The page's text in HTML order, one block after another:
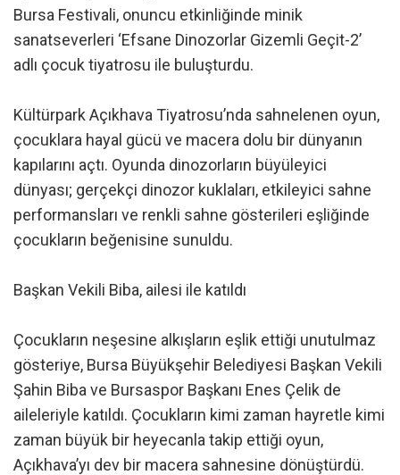
Bursa Festivali, onuncu etkinliğinde minik
sanatseverleri ‘Efsane Dinozorlar Gizemli Geçit-2’
adlı çocuk tiyatrosu ile buluşturdu.
Kültürpark Açıkhava Tiyatrosu’nda sahnelenen oyun,
çocuklara hayal gücü ve macera dolu bir dünyanın
kapılarını açtı. Oyunda dinozorların büyüleyici
dünyası; gerçekçi dinozor kuklaları, etkileyici sahne
performansları ve renkli sahne gösterileri eşliğinde
çocukların beğenisine sunuldu.
Başkan Vekili Biba, ailesi ile katıldı
Çocukların neşesine alkışların eşlik ettiği unutulmaz
gösteriye, Bursa Büyükşehir Belediyesi Başkan Vekili
Şahin Biba ve Bursaspor Başkanı Enes Çelik de
aileleriyle katıldı. Çocukların kimi zaman hayretle kimi
zaman büyük bir heyecanla takip ettiği oyun,
Açıkhava’yı dev bir macera sahnesine dönüştürdü.